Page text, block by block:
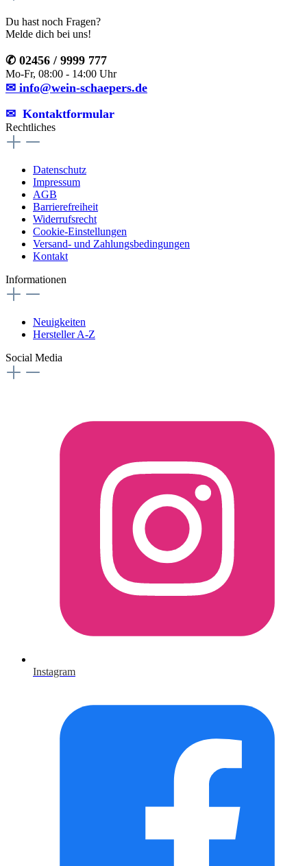
Du hast noch Fragen?
Melde dich bei uns!
✆ 02456 / 9999 777
Mo-Fr, 08:00 - 14:00 Uhr
✉ info@wein-schaepers.de
✉︎ Kontaktformular
Rechtliches
Datenschutz
Impressum
AGB
Barrierefreiheit
Widerrufsrecht
Cookie-Einstellungen
Versand- und Zahlungsbedingungen
Kontakt
Informationen
Neuigkeiten
Hersteller A-Z
Social Media
Instagram